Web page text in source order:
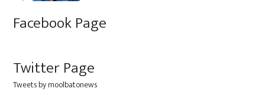
Facebook Page
Twitter Page
Tweets by moolbatonews